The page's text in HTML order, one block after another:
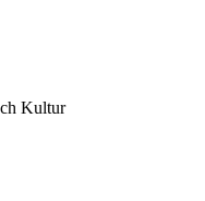
Kultur